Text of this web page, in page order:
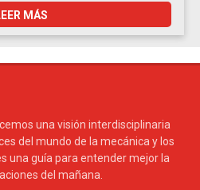
MÁS
una visión interdisciplinaria
del mundo de la mecánica y los
una guía para entender mejor la
del mañana.